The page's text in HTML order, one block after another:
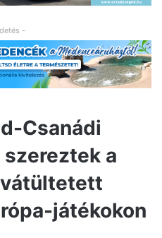
-
Csanádi
a
játékokon